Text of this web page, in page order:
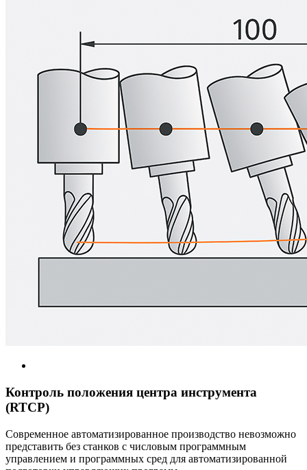
Контроль положения центра инструмента
(RTCP)
Современное автоматизированное производство невозможно
представить без станков с числовым программным
управлением и программных сред для автоматизированной